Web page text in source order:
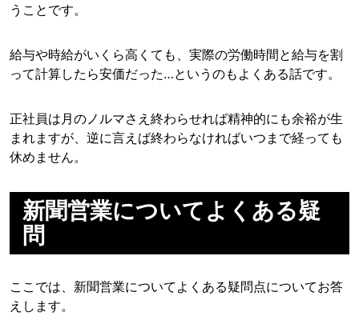
うことです。
給与や時給がいくら高くても、実際の労働時間と給与を割
って計算したら安価だった…というのもよくある話です。
正社員は月のノルマさえ終わらせれば精神的にも余裕が生
まれますが、逆に言えば終わらなければいつまで経っても
休めません。
新聞営業についてよくある疑
問
ここでは、新聞営業についてよくある疑問点についてお答
えします。